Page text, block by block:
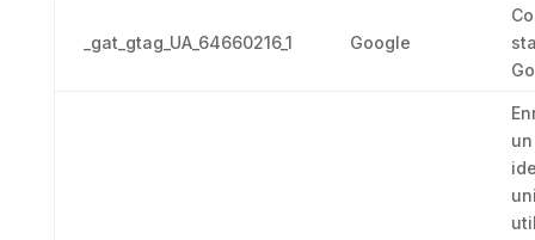
_gat_gtag_UA_64660216_1 Google
un